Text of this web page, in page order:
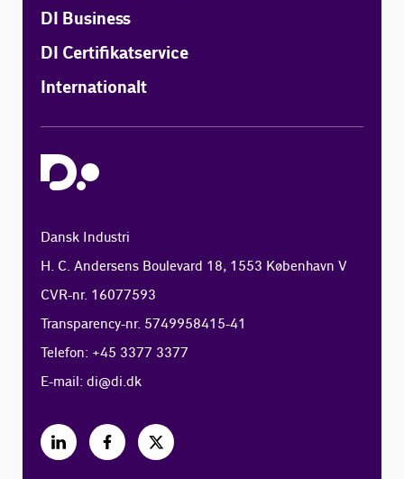
DI Business
DI Certifikatservice
Internationalt
Dansk Industri
H. C. Andersens Boulevard 18, 1553 København V
CVR-nr. 16077593
Transparency-nr. 5749958415-41
Telefon: +45 3377 3377
E-mail:di@di.dk